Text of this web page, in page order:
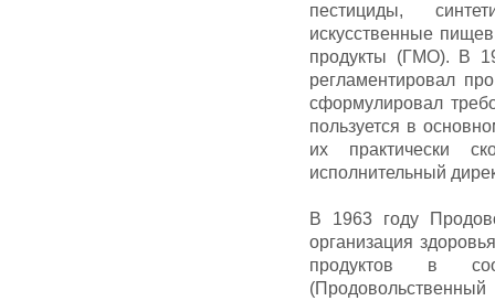
пестициды,
искусственные
продукты (ГМО). В
регламентировал
сформулировал
пользуется в
их практически
исполнительный
В 1963 году
организация
продуктов в